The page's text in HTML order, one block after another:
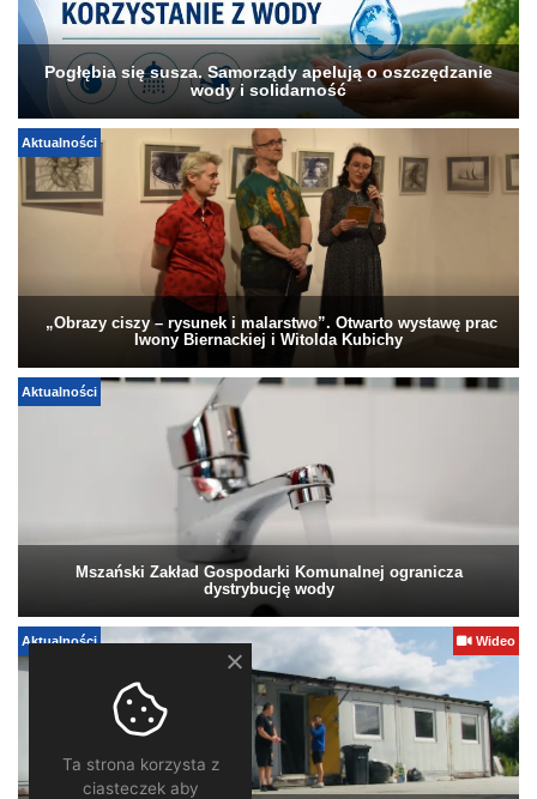
Pogłębia się susza. Samorządy apelują o oszczędzanie
wody i solidarność
Aktualności
„Obrazy ciszy – rysunek i malarstwo”. Otwarto wystawę prac
Iwony Biernackiej i Witolda Kubichy
Aktualności
Mszański Zakład Gospodarki Komunalnej ogranicza
dystrybucję wody
Aktualności Wideo
Ta strona korzysta z
ciasteczek aby